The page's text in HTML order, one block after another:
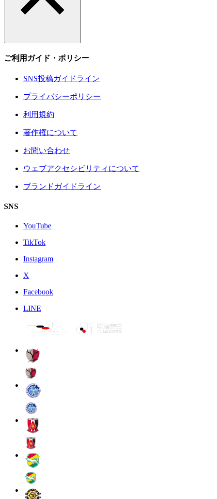
ご利用ガイド・ポリシー
SNS投稿ガイドライン
プライバシーポリシー
利用規約
著作権について
お問い合わせ
ウェブアクセシビリティについて
ブランドガイドライン
SNS
YouTube
TikTok
Instagram
X
Facebook
LINE